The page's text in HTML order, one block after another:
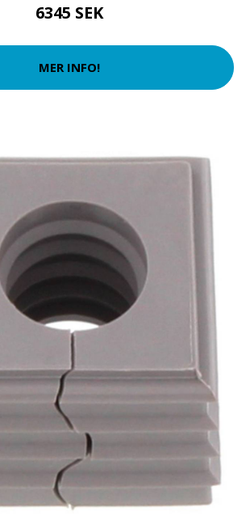
6345 SEK
MER INFO!